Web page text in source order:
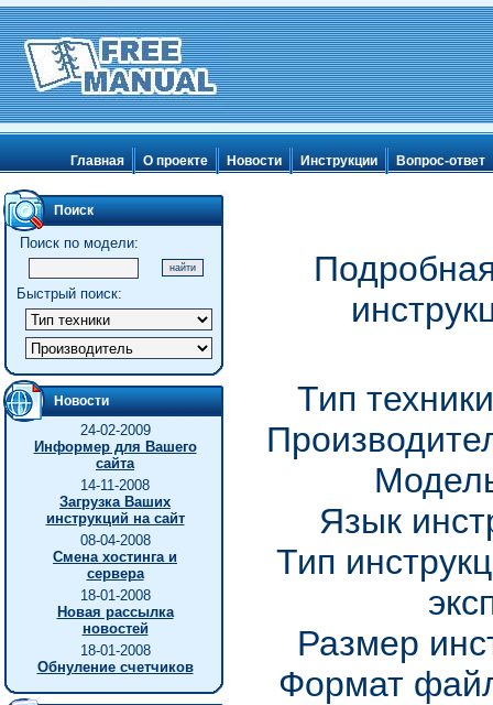
Главная О проекте Новости Инструкции Вопрос-ответ
Поиск
Поиск по модели:
Быстрый поиск:
Новости
24-02-2009
Информер для Вашего
сайта
14-11-2008
Загрузка Ваших
инструкций на сайт
08-04-2008
Смена хостинга и
сервера
18-01-2008
Новая рассылка
новостей
18-01-2008
Обнуление счетчиков
Тип
Язык
Тип
Размер
Формат